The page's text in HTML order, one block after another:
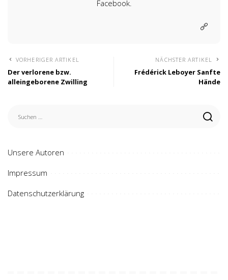
Facebook.
VORHERIGER ARTIKEL
Der verlorene bzw.
alleingeborene Zwilling
NÄCHSTER ARTIKEL
Frédérick Leboyer Sanfte
Hände
Unsere Autoren
Impressum
Datenschutzerklärung